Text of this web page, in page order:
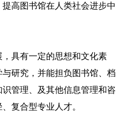
高图书馆在人类社会进步中
具有一定的思想和文化素
研究，并能担负图书馆、档
管理、及其他信息管理和咨
复合型专业人才。